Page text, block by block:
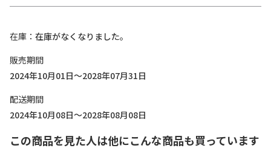
在庫
在庫がなくなりました。
販売期間
2024年10月01日～2028年07月31日
配送期間
2024年10月08日～2028年08月08日
この商品を見た人は他にこんな商品も買っています